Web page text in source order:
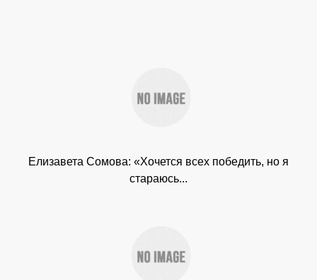
Елизавета Сомова: «Хочется всех победить, но я
стараюсь...